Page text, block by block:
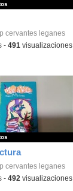
cervantes leganes
-491 visualizaciones
cervantes leganes
-492 visualizaciones